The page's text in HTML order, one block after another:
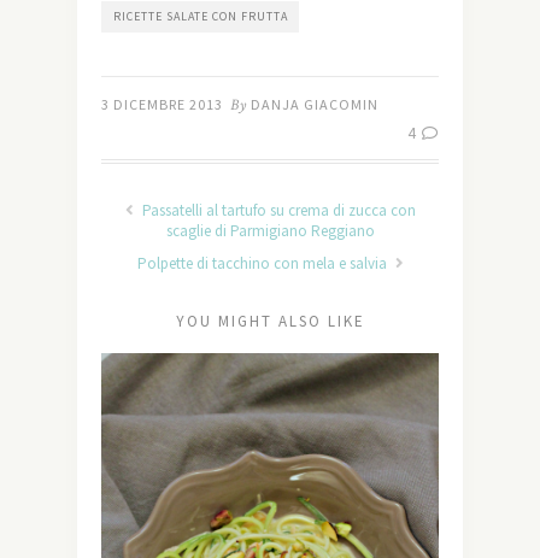
RICETTE SALATE CON FRUTTA
3 DICEMBRE 2013 By DANJA GIACOMIN
4
Passatelli al tartufo su crema di zucca con
scaglie di Parmigiano Reggiano
Polpette di tacchino con mela e salvia
YOU MIGHT ALSO LIKE